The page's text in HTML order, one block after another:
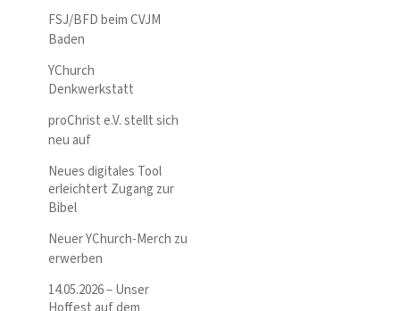
FSJ/BFD beim CVJM
Baden
YChurch
Denkwerkstatt
proChrist e.V. stellt sich
neu auf
Neues digitales Tool
erleichtert Zugang zur
Bibel
Neuer YChurch-Merch zu
erwerben
14.05.2026 – Unser